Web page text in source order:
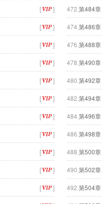
[ ] 472. 第484
[ ] 474. 第486
[ ] 476. 第488
[ ] 478. 第490
[ ] 480. 第492
[ ] 482. 第494
[ ] 484. 第496
[ ] 486. 第498
[ ] 488. 第500
[ ] 490. 第502
[ ] 492. 第504